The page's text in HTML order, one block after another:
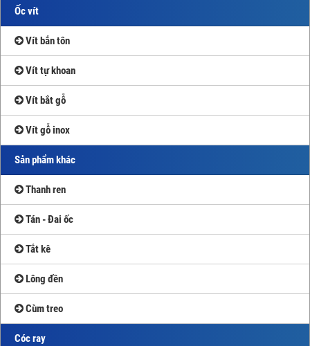
Ốc vít
Vít bắn tôn
Vít tự khoan
Vít bắt gỗ
Vít gỗ inox
Sản phẩm khác
Thanh ren
Tán - Đai ốc
Tắt kê
Lông đền
Cùm treo
Cóc ray